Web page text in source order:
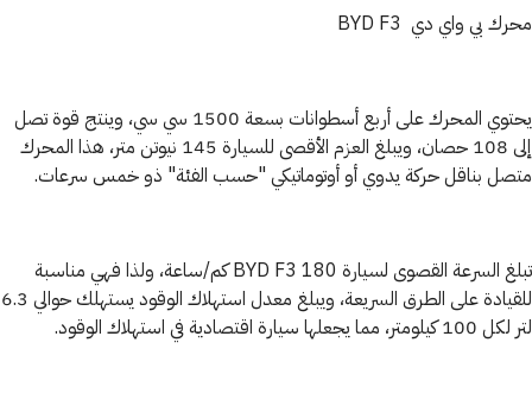
محرك بي واي دي BYD F3
يحتوي المحرك على أربع أسطوانات بسعة 1500 سي سي، وينتج قوة تصل
إلى 108 حصان، ويبلغ العزم الأقصى للسيارة 145 نيوتن متر، هذا المحرك
متصل بناقل حركة يدوي أو أوتوماتيكي "حسب الفئة" ذو خمس سرعات.
تبلغ السرعة القصوى لسيارة BYD F3 180 كم/ساعة، ولذا فهي مناسبة
للقيادة على الطرق السريعة، ويبلغ معدل استهلاك الوقود يستهلك حوالي 6.3
لتر لكل 100 كيلومتر، مما يجعلها سيارة اقتصادية في استهلاك الوقود.